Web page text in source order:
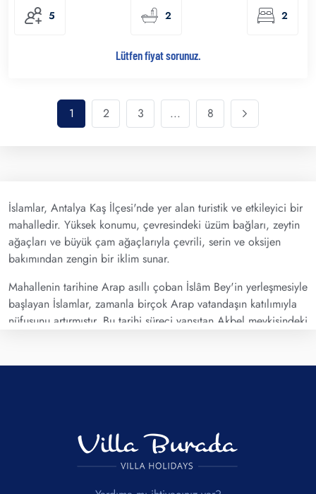
5 2 2
Lütfen fiyat sorunuz.
1 2 3 ... 8
İslamlar, Antalya Kaş İlçesi'nde yer alan turistik ve etkileyici bir
mahalledir. Yüksek konumu, çevresindeki üzüm bağları, zeytin
ağaçları ve büyük çam ağaçlarıyla çevrili, serin ve oksijen
bakımından zengin bir iklim sunar.
Mahallenin tarihine Arap asıllı çoban İslâm Bey'in yerleşmesiyle
başlayan İslamlar, zamanla birçok Arap vatandaşın katılımıyla
nüfusunu artırmıştır. Bu tarihi süreci yansıtan Akbel mevkisindeki
çam ağaçları arasında huzurlu bir zaman geçirebilirsiniz.
Mahallenin restoranlarında taze
alabalıklarla hazırlanan lezzetli yemeklerin tadını